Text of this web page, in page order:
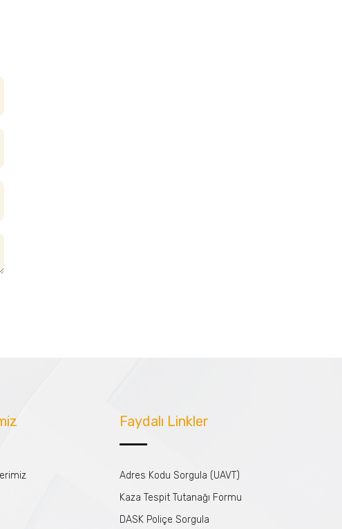
Faydalı Linkler
Adres Kodu Sorgula (UAVT)
Kaza Tespit Tutanağı Formu
DASK Poliçe Sorgula